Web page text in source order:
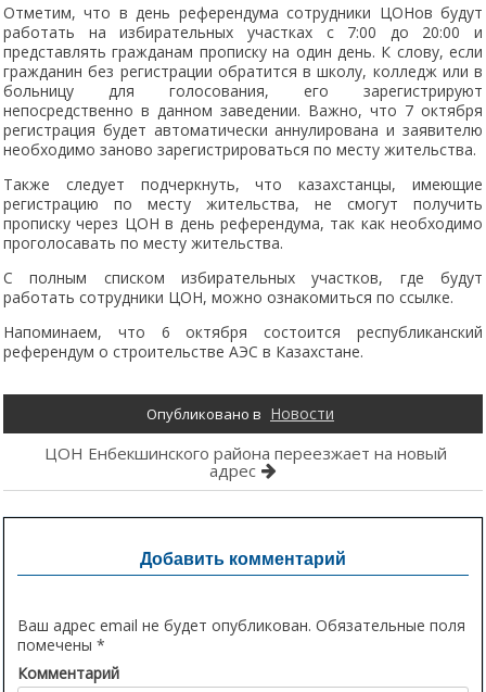
Отметим, что в день референдума сотрудники ЦОНов будут
работать на избирательных участках с 7:00 до 20:00 и
представлять гражданам прописку на один день. К слову, если
гражданин без регистрации обратится в школу, колледж или в
больницу для голосования, его зарегистрируют
непосредственно в данном заведении. Важно, что 7 октября
регистрация будет автоматически аннулирована и заявителю
необходимо заново зарегистрироваться по месту жительства.
Также следует подчеркнуть, что казахстанцы, имеющие
регистрацию по месту жительства, не смогут получить
прописку через ЦОН в день референдума, так как необходимо
проголосавать по месту жительства.
С полным списком избирательных участков, где будут
работать сотрудники ЦОН, можно ознакомиться по ссылке.
Напоминаем, что 6 октября состоится республиканский
референдум о строительстве АЭС в Казахстане.
Опубликовано в Новости
Навигация
записям
ЦОН Енбекшинского района переезжает на новый
адрес
Добавить комментарий
Ваш адрес email не будет опубликован. Обязательные поля
помечены *
Комментарий